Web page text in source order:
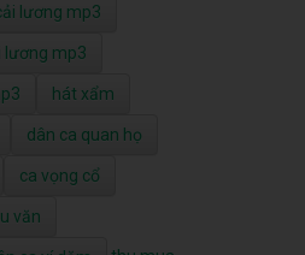
lương mp3
lương mp3
hát xẩm
dân ca quan họ
ca vọng cổ
văn